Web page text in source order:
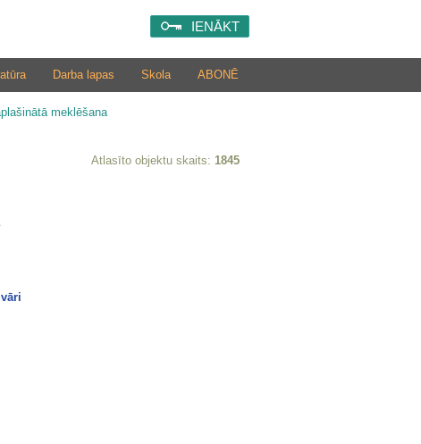
IENĀKT
ABONĒ
Skola
Darba lapas
meklēšana
Atlasīto objektu skaits: 1845